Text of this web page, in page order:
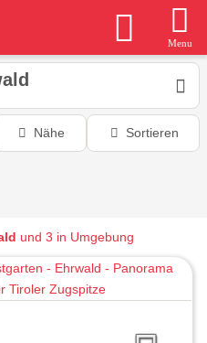
Menu
Nähe Sortieren
und 3 in Umgebung